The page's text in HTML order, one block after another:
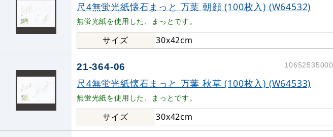
尺4無蛍光紙懐石まっと 万葉 朝顔 (100枚入) (W64532)
無蛍光紙を使用した、まっとです。
サイズ 30x42cm
21-364-06 10652535000
尺4無蛍光紙懐石まっと 万葉 秋草 (100枚入) (W64533)
無蛍光紙を使用した、まっとです。
サイズ 30x42cm